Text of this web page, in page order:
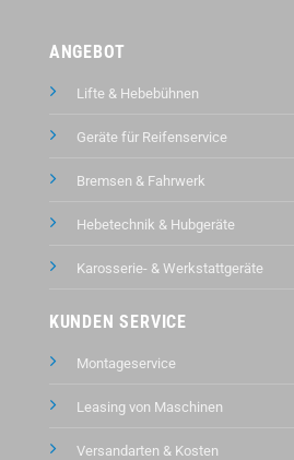
ANGEBOT
Lifte & Hebebühnen
Geräte für Reifenservice
Bremsen & Fahrwerk
Hebetechnik & Hubgeräte
Karosserie- & Werkstattgeräte
KUNDEN SERVICE
Montageservice
Leasing von Maschinen
Versandarten & Kosten